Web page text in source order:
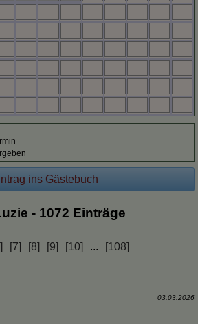
- 1072 Einträge
[7] [8] [9] [10] ...
[108]
03.03.2026